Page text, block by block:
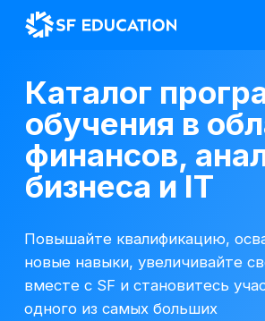
обучения в области
финансов, аналитики,
бизнеса и IT
Получить консультацию
Повышайте квалификацию, осваивайте
новые навыки, увеличивайте свой доход
профессиональных комьюнити